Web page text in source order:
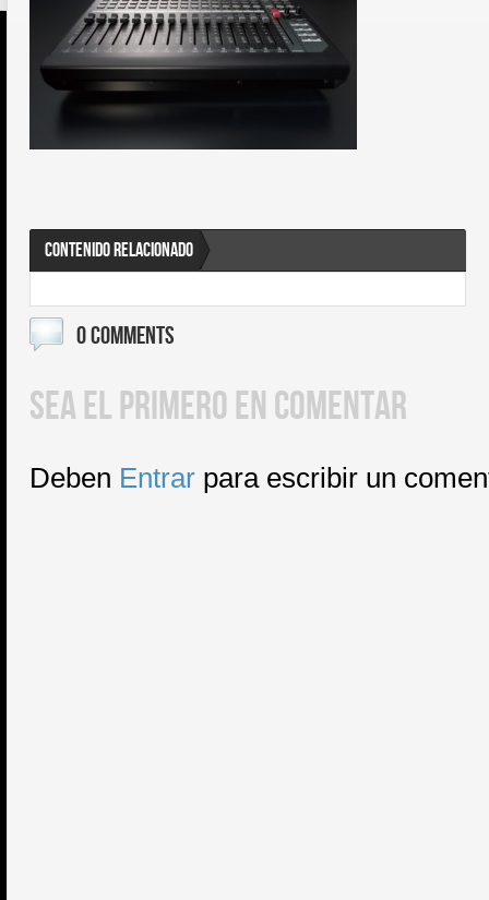
CONTENIDO RELACIONADO
0 COMMENTS
SEA EL PRIMERO EN COMENTAR
Deben Entrar para escribir un